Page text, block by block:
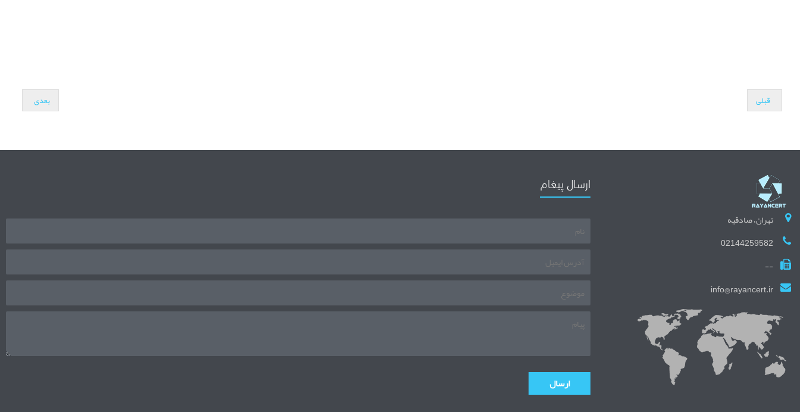
قبلی بعدی
تهران، صادقیه
02144259582
--
info@rayancert.ir
ارسال پیغام